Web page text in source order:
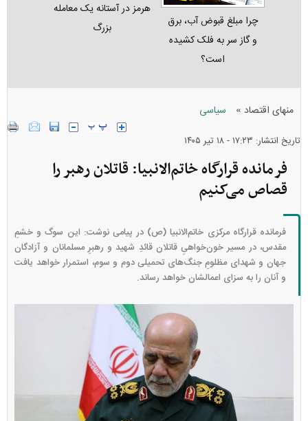
چرا مبلغ قبوض آب، برق
و گاز سر به فلک کشیده
است؟
هرمز در آستانه یک معامله
بزرگ
منهای اقتصاد » سیاسی
تاریخ انتشار: ۱۷:۲۳ - ۱۸ تير ۱۴۰۵
فرمانده قرارگاه خاتم‌الانبیا: قاتلان رهبر را
قصاص می‌کنیم
فرمانده قرارگاه مرکزی خاتم‌الانبیا (ص) در پیامی نوشت: این سوگ و خشمِ
مقدس، در مسیر خون‌خواهیِ قاتلان قائدِ شهید و رهبرِ مسلمانان و آزادگان
جهان و شهدای مظلومِ جنگ‌های تحمیلی دوم و سوم، استمرار خواهد یافت
و آنان را به سزای اعمالشان خواهد رساند.